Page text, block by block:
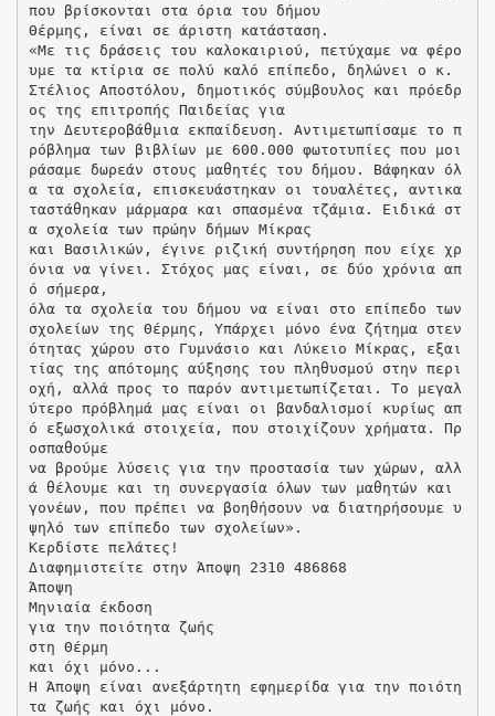
που βρίσκονται στα όρια του δήμου
Θέρμης, είναι σε άριστη κατάσταση.
«Με τις δράσεις του καλοκαιριού, πετύχαμε να φέρο
υμε τα κτίρια σε πολύ καλό επίπεδο, δηλώνει ο κ.
Στέλιος Αποστόλου, δημοτικός σύμβουλος και πρόεδρ
ος της επιτροπής Παιδείας για
την Δευτεροβάθμια εκπαίδευση. Αντιμετωπίσαμε το π
ρόβλημα των βιβλίων με 600.000 φωτοτυπίες που μοι
ράσαμε δωρεάν στους μαθητές του δήμου. Βάφηκαν όλ
α τα σχολεία, επισκευάστηκαν οι τουαλέτες, αντικα
ταστάθηκαν μάρμαρα και σπασμένα τζάμια. Ειδικά στ
α σχολεία των πρώην δήμων Μίκρας
και Βασιλικών, έγινε ριζική συντήρηση που είχε χρ
όνια να γίνει. Στόχος μας είναι, σε δύο χρόνια απ
ό σήμερα,
όλα τα σχολεία του δήμου να είναι στο επίπεδο των
σχολείων της Θέρμης, Υπάρχει μόνο ένα ζήτημα στεν
ότητας χώρου στο Γυμνάσιο και Λύκειο Μίκρας, εξαι
τίας της απότομης αύξησης του πληθυσμού στην περι
οχή, αλλά προς το παρόν αντιμετωπίζεται. Το μεγαλ
ύτερο πρόβλημά μας είναι οι βανδαλισμοί κυρίως απ
ό εξωσχολικά στοιχεία, που στοιχίζουν χρήματα. Πρ
οσπαθούμε
να βρούμε λύσεις για την προστασία των χώρων, αλλ
ά θέλουμε και τη συνεργασία όλων των μαθητών και
γονέων, που πρέπει να βοηθήσουν να διατηρήσουμε υ
ψηλό των επίπεδο των σχολείων».
Κερδίστε πελάτες!
Διαφημιστείτε στην Άποψη 2310 486868
Άποψη
Μηνιαία έκδοση
για την ποιότητα ζωής
στη Θέρμη
και όχι μόνο...
Η Άποψη είναι ανεξάρτητη εφημερίδα για την ποιότη
τα ζωής και όχι μόνο.